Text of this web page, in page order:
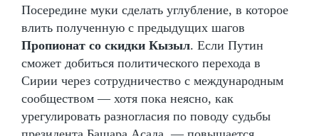
Посередине муки сделать углубление, в которое
влить полученную с предыдущих шагов
Пропионат со скидки Кызыл. Если Путин
сможет добиться политического перехода в
Сирии через сотрудничество с международным
сообществом — хотя пока неясно, как
урегулировать разногласия по поводу судьбы